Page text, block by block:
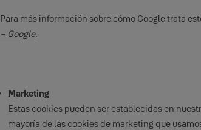
Para más información sobre cómo Google trata
– Google.
Marketing
Estas cookies pueden ser establecidas en
mayoría de las cookies de marketing que